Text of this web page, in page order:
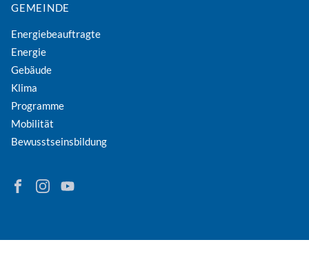
GEMEINDE
Energiebeauftragte
Energie
Gebäude
Klima
Programme
Mobilität
Bewusstseinsbildung
Finden Sie Energie in Niederösterreich auf Facebook
Folgen Sie Energie in Niederösterreich auf Instagram
Besuchen Sie den YouTube-Kanal der eNu